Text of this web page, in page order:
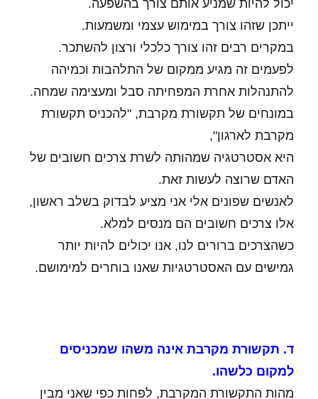
יכול להיות שמניע אותם צורך בהשפעה.
ייתכן שזהו צורך במימוש עצמי ומשמעות.
במקרים רבים זהו צורך כלכלי ורצון להשתכר.
לפעמים זה מגיע ממקום של התלהבות וכמיהה
להתנהלות אחרת המפחיתה סבל ומעצימה שמחה.
במונחים של תקשורת מקרבת, "להכניס תקשורת
מקרבת לארגון",
היא אסטרטגיה שמהותה לשרת צרכים חשובים של
האדם שרוצה לעשות זאת.
לאנשים שפונים אלי אני מציע לבדוק בשלב ראשון,
אלו צרכים חשובים הם מנסים למלא.
כשהצרכים ברורים לנו, אנו יכולים להיות יותר
גמישים עם האסטרטגיות שאנו בוחרים למימושם.
ד. תקשורת מקרבת אינה משהו שמכניסים
למקום כלשהו.
מהות התקשורת המקרבת, לפחות כפי שאני מבין